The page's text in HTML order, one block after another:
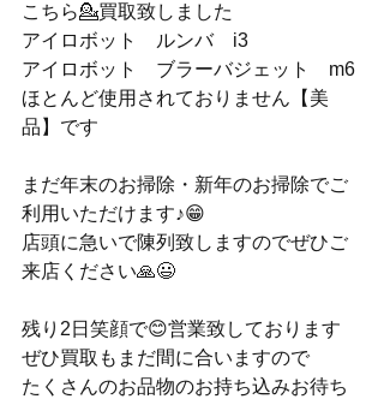
こちら💁買取致しました
アイロボット　ルンバ　i3
アイロボット　ブラーバジェット　m6
ほとんど使用されておりません【美
品】です
まだ年末のお掃除・新年のお掃除でご
利用いただけます♪😁
店頭に急いで陳列致しますのでぜひご
来店ください🙏😃
残り2日笑顔で😊営業致しております
ぜひ買取もまだ間に合いますので
たくさんのお品物のお持ち込みお待ち